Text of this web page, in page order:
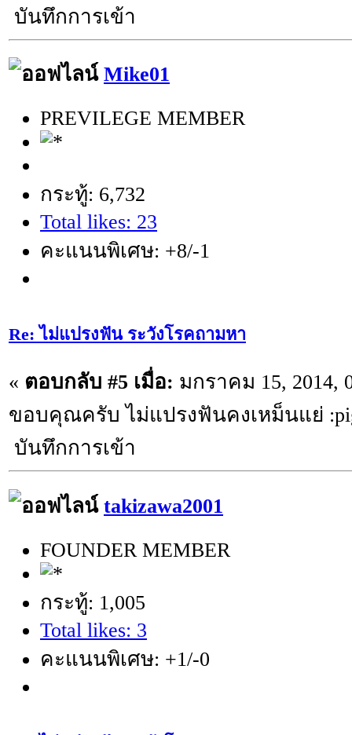
บันทึกการเข้า
Mike01
PREVILEGE MEMBER
กระทู้: 6,732
Total likes: 23
คะแนนพิเศษ: +8/-1
Re: ไม่แปรงฟัน ระวังโรคถามหา
« ตอบกลับ #5 เมื่อ: มกราคม 15, 2014,
ขอบคุณครับ ไม่แปรงฟันคงเหม็นแย่
บันทึกการเข้า
takizawa2001
FOUNDER MEMBER
กระทู้: 1,005
Total likes: 3
คะแนนพิเศษ: +1/-0